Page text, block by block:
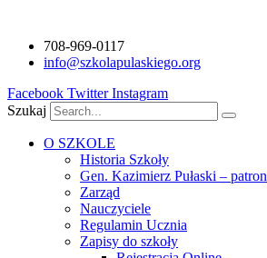
treści
708-969-0117
info@szkolapulaskiego.org
Facebook Twitter Instagram
Szukaj
O SZKOLE
Historia Szkoły
Gen. Kazimierz Pułaski – patron
Zarząd
Nauczyciele
Regulamin Ucznia
Zapisy do szkoły